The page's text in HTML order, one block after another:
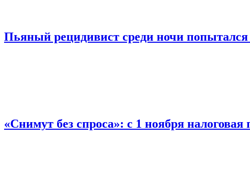
Пьяный рецидивист среди ночи попытался
«Снимут без спроса»: с 1 ноября